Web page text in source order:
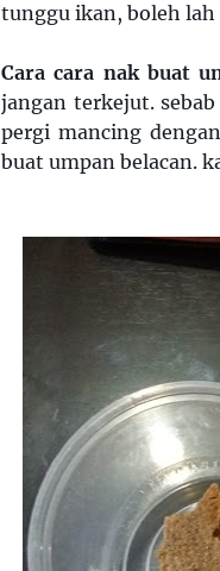
tunggu ikan, boleh lah
Cara cara nak buat
jangan terkejut.
pergi mancing
buat umpan belacan.